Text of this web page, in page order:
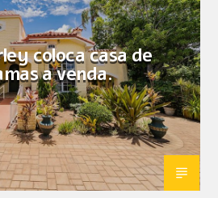
coloca casa de
a venda.